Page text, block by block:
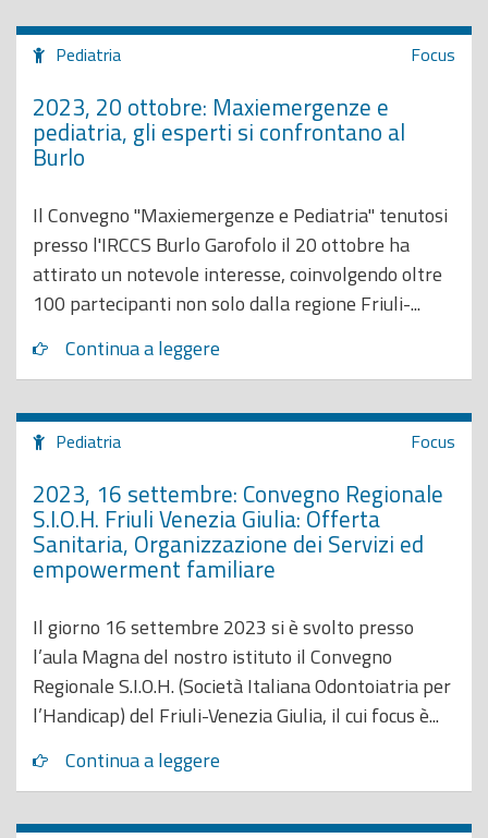
Pediatria Focus
2023, 20 ottobre: Maxiemergenze e
pediatria, gli esperti si confrontano al
Burlo
Il Convegno "Maxiemergenze e Pediatria" tenutosi
presso l'IRCCS Burlo Garofolo il 20 ottobre ha
attirato un notevole interesse, coinvolgendo oltre
100 partecipanti non solo dalla regione Friuli-...
Continua a leggere
Pediatria Focus
2023, 16 settembre: Convegno Regionale
S.I.O.H. Friuli Venezia Giulia: Offerta
Sanitaria, Organizzazione dei Servizi ed
empowerment familiare
Il giorno 16 settembre 2023 si è svolto presso
l’aula Magna del nostro istituto il Convegno
Regionale S.I.O.H. (Società Italiana Odontoiatria per
l’Handicap) del Friuli-Venezia Giulia, il cui focus è...
Continua a leggere